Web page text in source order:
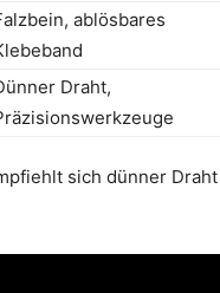
ablösbares
Draht,
sich dünner